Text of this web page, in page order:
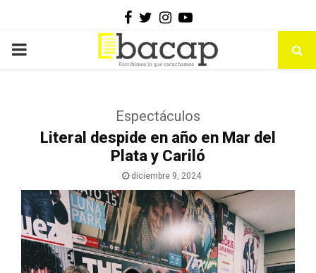
Facebook
Twitter
Instagram
Youtube
PRIMARY
Espectáculos
Literal despide en año en Mar del
Plata y Cariló
diciembre 9, 2024